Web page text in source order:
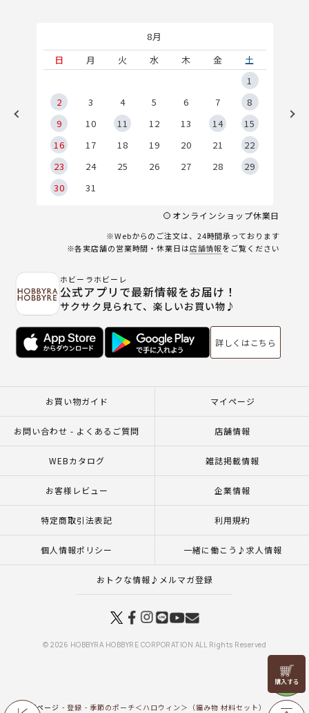
リリヤン
フェア
8月
日
月 火 水 木 金
土
1
2
3 4 5 6 7
8
9
10 11 12 13 14
15
16
17 18 19 20 21
22
23
24 25 26 27 28
29
30
31
オンラインショップ休業日
※Webからのご注文は、24時間承っております
※各実店舗の営業時間・休業日は店舗情報をご覧ください
ホビーラホビーレ
公式アプリで最新情報をお届け！
サクサク見られて、楽しいお買い物♪
詳しくはこちら
お買い物ガイド マイページ
お問い合わせ - よくあるご質問 店舗情報
WEBカタログ 雑誌掲載情報
お客様レビュー 企業情報
特定商取引法表記 利用規約
個人情報ポリシー 一緒に働こう♪求人情報
おトクな情報♪メルマガ登録
© 2026 HOBBYRA HOBBYRE CORPORATION ALL Rights Reserved
トップページ 登録 季節のポーチ＜ハロウィン＞（編み物 材料セット）